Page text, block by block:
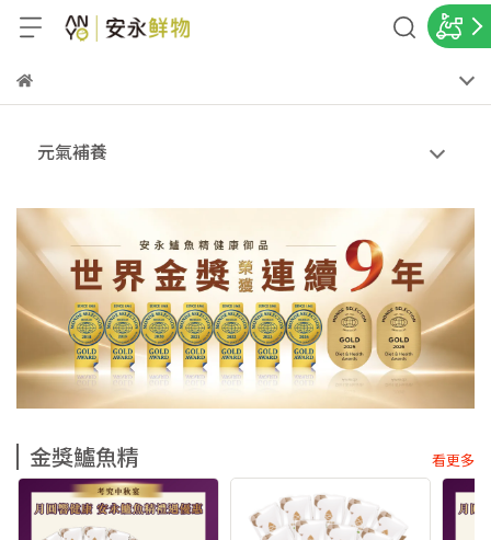
元氣補養
金獎鱸魚精 看更多